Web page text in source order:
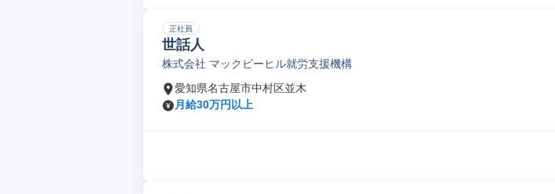
正社員
世話人
株式会社 マックビーヒル就労支援機構
愛知県名古屋市中村区並木
月給30万円以上